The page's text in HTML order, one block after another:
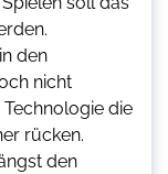
den
nicht
die
rücken.
den